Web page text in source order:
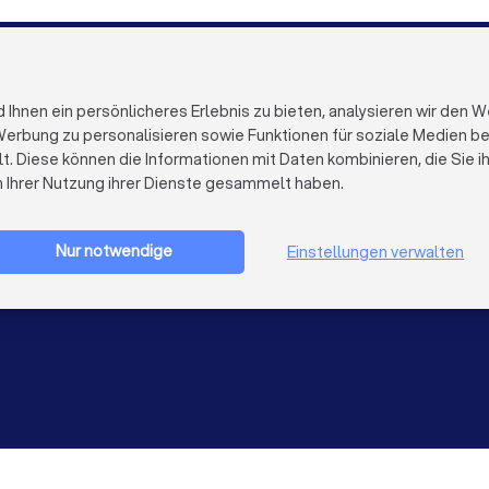
in Leipzig Sanitärinstallateure in Duisburg
in Bielefeld
Firmenprofil löschen
Trustlocal Top Pro
Erfahrungen
Impulse
Über
Arbeiten bei
Kontakt
Datenschutz
Sitemap
ein persönlicheres Erlebnis zu bieten, analysieren wir den
zu personalisieren sowie Funktionen für soziale Medien
Diese können die Informationen mit Daten kombinieren, die Sie
Nutzung ihrer Dienste gesammelt haben.
Nur notwendige Einstellungen verwalten